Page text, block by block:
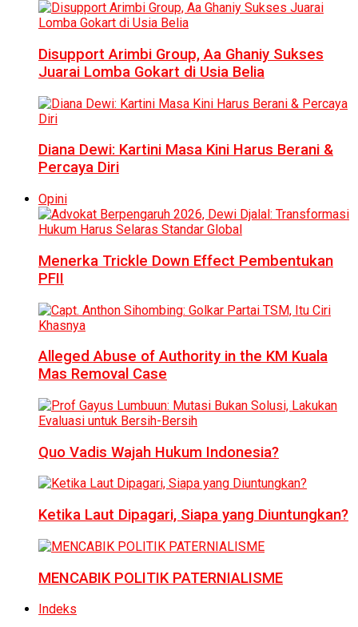
Disupport Arimbi Group, Aa Ghaniy Sukses
Juarai Lomba Gokart di Usia Belia
Diana Dewi: Kartini Masa Kini Harus Berani &
Percaya Diri
Opini
Menerka Trickle Down Effect Pembentukan
PFII
Alleged Abuse of Authority in the KM Kuala
Mas Removal Case
Quo Vadis Wajah Hukum Indonesia?
Ketika Laut Dipagari, Siapa yang Diuntungkan?
MENCABIK POLITIK PATERNIALISME
Indeks